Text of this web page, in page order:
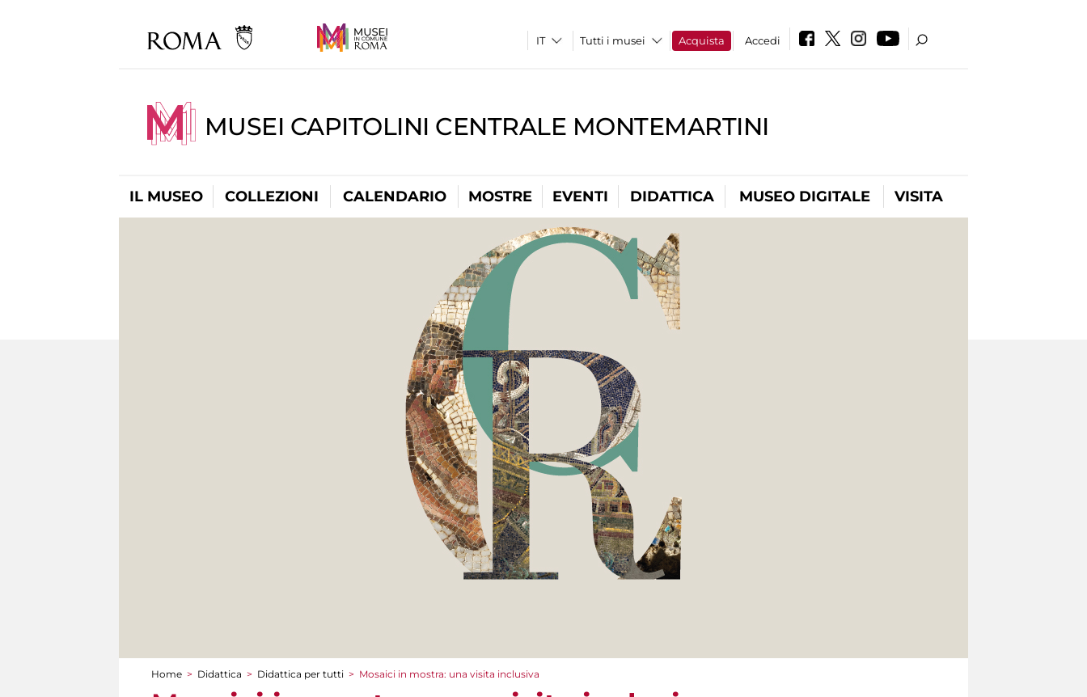
Tutti i musei Acquista Accedi
MUSEI CAPITOLINI CENTRALE MONTEMARTINI
IL MUSEO COLLEZIONI CALENDARIO MOSTRE EVENTI DIDATTICA MUSEO DIGITALE VISITA
Tu sei qui
Home > Didattica > Didattica per tutti > Mosaici in mostra: una visita inclusiva